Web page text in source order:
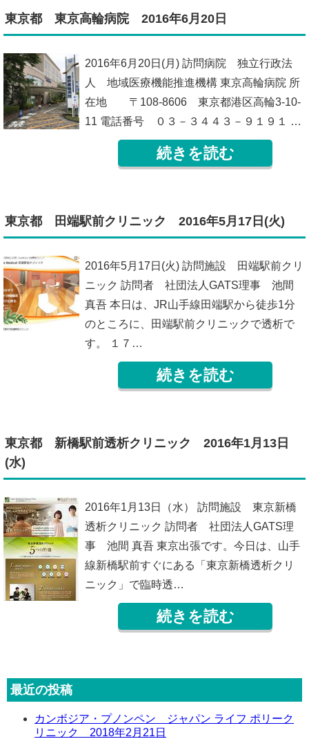
東京都 東京高輪病院 2016年6月20日
2016年6月20日(月) 訪問病院 独立行政法
人 地域医療機能推進機構 東京高輪病院 所
在地 〒108-8606 東京都港区高輪3-10-
11 電話番号 ０３－３４４３－９１９１ …
続きを読む
東京都 田端駅前クリニック 2016年5月17日(火)
2016年5月17日(火) 訪問施設 田端駅前クリ
ニック 訪問者 社団法人GATS理事 池間
真吾 本日は、JR山手線田端駅から徒歩1分
のところに、田端駅前クリニックで透析で
す。 １７…
続きを読む
東京都 新橋駅前透析クリニック 2016年1月13日
(水)
2016年1月13日（水） 訪問施設 東京新橋
透析クリニック 訪問者 社団法人GATS理
事 池間 真吾 東京出張です。今日は、山手
線新橋駅前すぐにある「東京新橋透析クリ
ニック」で臨時透…
続きを読む
最近の投稿
カンボジア・プノンペン ジャパン ライフ ポリーク
リニック 2018年2月21日